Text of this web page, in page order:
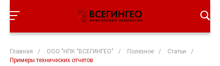
Главная / ООО "НПК "ВСЕГИНГЕО" / Полезное / Статьи
/
Примеры технических отчетов